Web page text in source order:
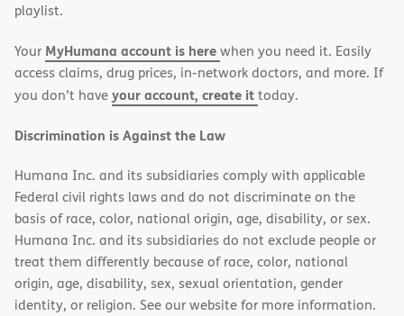
window)
window)
playlist.
Your MyHumana account is herewhen you need it. Easily
access claims, drug prices, in-network doctors, and more. If
you don’t haveyour account, create ittoday.
Discrimination is Against the Law
Humana Inc. and its subsidiaries comply with applicable
Federal civil rights laws and do not discriminate on the
basis of race, color, national origin, age, disability, or sex.
Humana Inc. and its subsidiaries do not exclude people or
treat them differently because of race, color, national
origin, age, disability, sex, sexual orientation, gender
identity, or religion. See our website for more information.